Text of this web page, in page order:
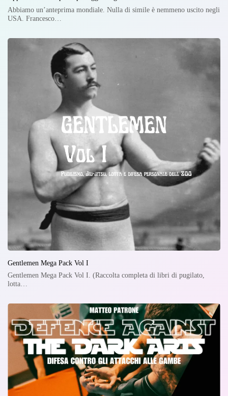
Abbiamo un’anteprima mondiale. Nulla di simile è nemmeno uscito negli
USA. Francesco…
Gentlemen Mega Pack Vol I
Gentlemen Mega Pack Vol I. (Raccolta completa di libri di pugilato,
lotta…